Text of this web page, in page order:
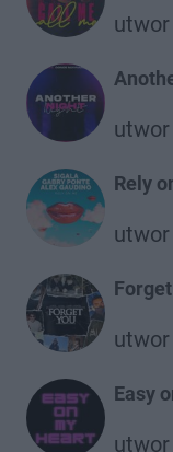
utwor
utwor
Rely
utwor
utwor
Easy
utwor